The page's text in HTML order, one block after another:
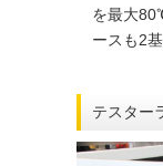
を最大
ースも2
テスター